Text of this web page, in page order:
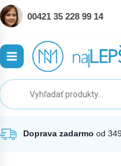
00421 35 228 99 14
Doprava zadarmo od